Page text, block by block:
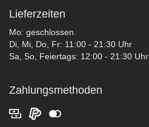
Lieferzeiten
Mo: geschlossen
Di, Mi, Do, Fr: 11:00 - 21:30 Uhr
Sa, So, Feiertags: 12:00 - 21:30 Uhr
Zahlungsmethoden